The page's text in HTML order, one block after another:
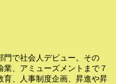
門で社会人デビュー。その
、アミューズメントまで７
育、人事制度企画、昇進や昇